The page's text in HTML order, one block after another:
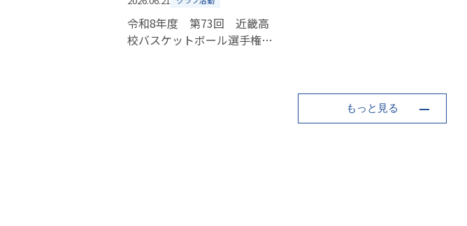
令和8年度 第73回 近畿高
校バスケットボール選手権大
もっと見る